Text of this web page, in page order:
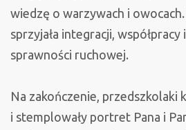
wiedzę o warzywach i
sprzyjała integracji,
sprawności ruchowej.
Na zakończenie, przedszkolaki
i stemplowały portret Pana i